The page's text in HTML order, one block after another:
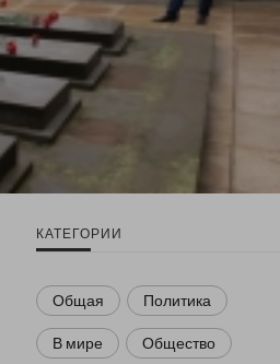
КАТЕГОРИИ
Общая Политика
В мире Общество